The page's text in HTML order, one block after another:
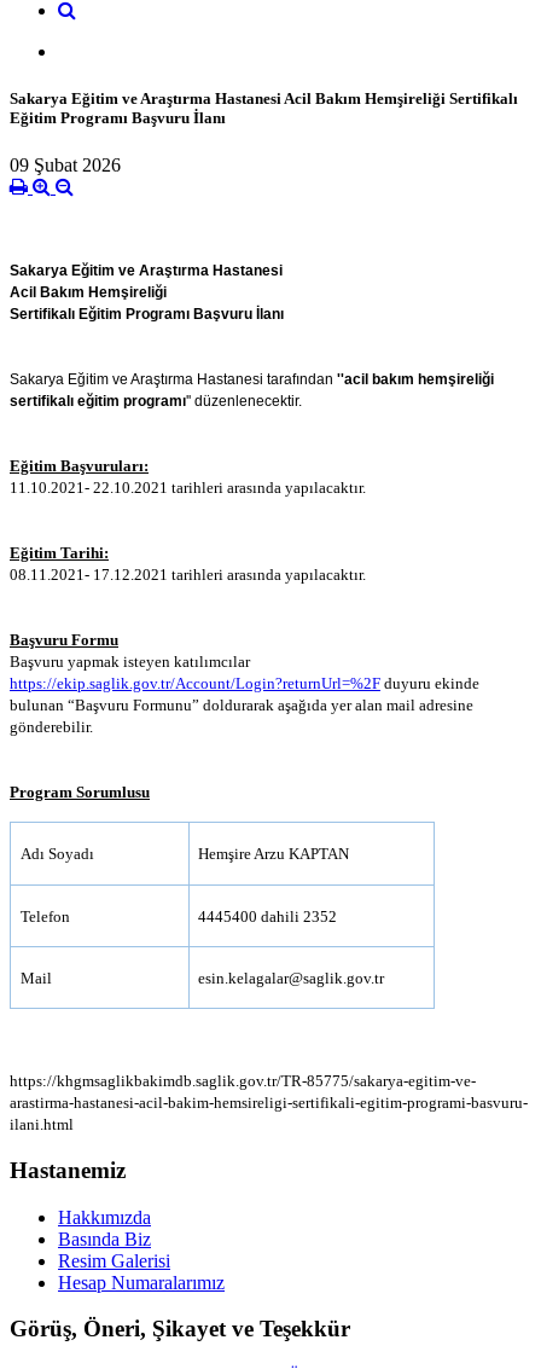
Sakarya Eğitim ve Araştırma Hastanesi Acil Bakım Hemşireliği Sertifikalı
Eğitim Programı Başvuru İlanı
09 Şubat 2026
Sakarya Eğitim ve Araştırma Hastanesi
Acil Bakım Hemşireliği
Sertifikalı Eğitim Programı Başvuru İlanı
Sakarya Eğitim ve Araştırma Hastanesi tarafından ''acil bakım hemşireliği
sertifikalı eğitim programı'' düzenlenecektir.
Eğitim Başvuruları:
11.10.2021- 22.10.2021 tarihleri arasında yapılacaktır.
Eğitim Tarihi:
08.11.2021- 17.12.2021 tarihleri arasında yapılacaktır.
Başvuru Formu
Başvuru yapmak isteyen katılımcılar
https://ekip.saglik.gov.tr/Account/Login?returnUrl=%2F duyuru ekinde
bulunan “Başvuru Formunu” doldurarak aşağıda yer alan mail adresine
gönderebilir.
Program Sorumlusu
Adı Soyadı Hemşire Arzu KAPTAN
Telefon 4445400 dahili 2352
Mail esin.kelagalar@saglik.gov.tr
https://khgmsaglikbakimdb.saglik.gov.tr/TR-85775/sakarya-egitim-ve-
arastirma-hastanesi-acil-bakim-hemsireligi-sertifikali-egitim-programi-basvuru-
ilani.html
Hastanemiz
Hakkımızda
Basında Biz
Resim Galerisi
Hesap Numaralarımız
Görüş, Öneri, Şikayet ve Teşekkür